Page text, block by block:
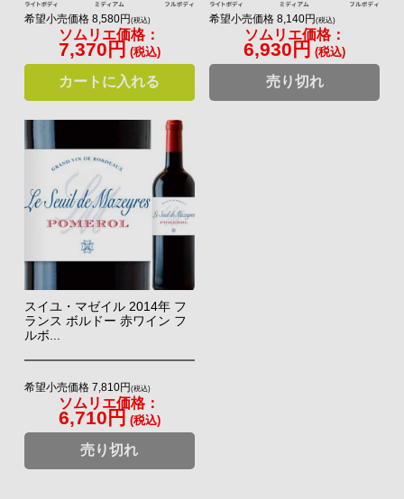
希望小売価格 8,580円(税込)
ソムリエ価格：
7,370円 (税込)
カートに入れる
希望小売価格 8,140円(税込)
ソムリエ価格：
6,930円 (税込)
売り切れ
スイユ・マゼイル 2014年 フ
ランス ボルドー 赤ワイン フ
ルボ...
希望小売価格 7,810円 (税込)
ソムリエ価格：
6,710円 (税込)
売り切れ